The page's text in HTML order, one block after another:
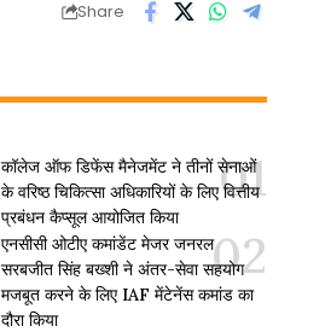
Share
कॉलेज ऑफ डिफेंस मैनेजमेंट ने तीनों सेनाओं
के वरिष्ठ चिकित्सा अधिकारियों के लिए वित्तीय
प्रबंधन कैप्सूल आयोजित किया
एनसीसी ओटीए कमांडेंट मेजर जनरल
सरबजीत सिंह बख्शी ने अंतर-सेवा सहयोग
मजबूत करने के लिए IAF मेंटेनेंस कमांड का
दौरा किया